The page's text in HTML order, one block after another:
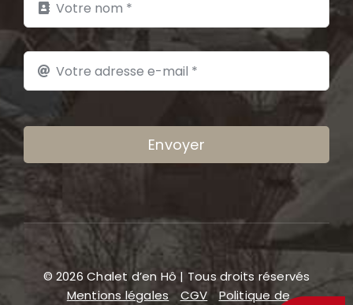
Envoyer
© 2026 Chalet d’en Hô | Tous droits réservés
Mentions légales
CGV Politique de